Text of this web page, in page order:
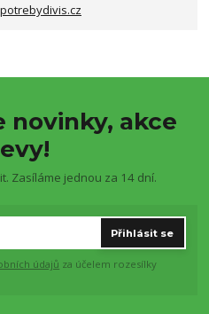
novinky, akce
Zasíláme jednou za 14 dní.
Přihlásit se
údajů za účelem rozesílky